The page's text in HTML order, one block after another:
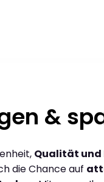
&
Qualität und
die Chance auf